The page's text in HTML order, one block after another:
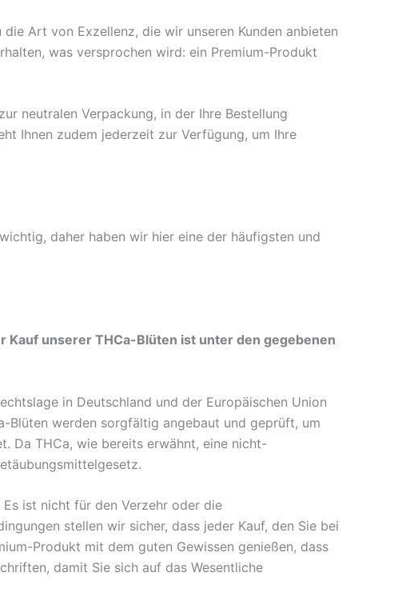
Art von Exzellenz, die wir unseren Kunden anbieten
was versprochen wird: ein Premium-Produkt
neutralen Verpackung, in der Ihre Bestellung
Ihnen zudem jederzeit zur Verfügung, um Ihre
daher haben wir hier eine der häufigsten und
Kauf unserer THCa-Blüten ist unter den gegebenen
in Deutschland und der Europäischen Union
Blüten werden sorgfältig angebaut und geprüft, um
Da THCa, wie bereits erwähnt, eine nicht-
ist nicht für den Verzehr oder die
stellen wir sicher, dass jeder Kauf, den Sie bei
Produkt mit dem guten Gewissen genießen, dass
damit Sie sich auf das Wesentliche